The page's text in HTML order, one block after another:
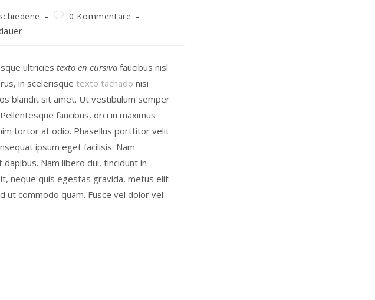
Beitrags-
0 Kommentare
ultricies texto en cursiva faucibus nisl
in scelerisque texto tachado nisi
blandit sit amet. Ut vestibulum semper
faucibus, orci in maximus
tortor at odio. Phasellus porttitor velit
ipsum eget facilisis. Nam
Nam libero dui, tincidunt in
neque quis egestas gravida, metus elit
ut commodo quam. Fusce vel dolor vel